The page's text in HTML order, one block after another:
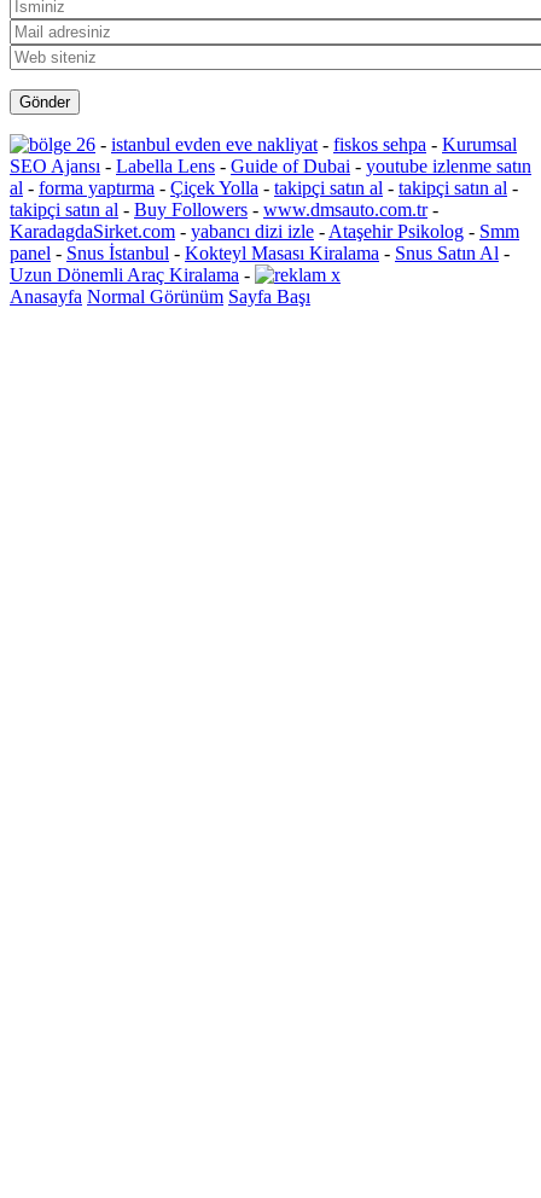
- istanbul evden eve nakliyat - fiskos sehpa - Kurumsal
SEO Ajansı - Labella Lens - Guide of Dubai - youtube izlenme satın
al - forma yaptırma - Çiçek Yolla - takipçi satın al - takipçi satın al -
takipçi satın al - Buy Followers - www.dmsauto.com.tr-
KaradagdaSirket.com - yabancı dizi izle - Ataşehir Psikolog - Smm
panel - Snus İstanbul - Kokteyl Masası Kiralama - Snus Satın Al -
Uzun Dönemli Araç Kiralama -
Anasayfa Normal Görünüm Sayfa Başı